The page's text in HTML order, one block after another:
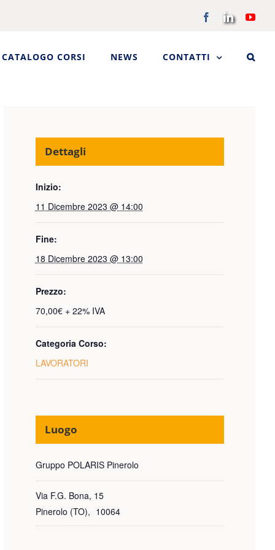
FacebookLinkedIn
CATALOGO CORSI NEWS CONTATTI
Dettagli
Inizio:
11 Dicembre 2023 @ 14:00
Fine:
18 Dicembre 2023 @ 13:00
Prezzo:
70,00€ + 22% IVA
Categoria Corso:
LAVORATORI
Luogo
Gruppo POLARIS Pinerolo
Via F.G. Bona, 15
Pinerolo (TO), 10064